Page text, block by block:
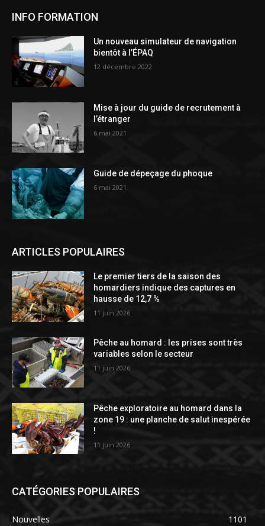
INFO FORMATION
Un nouveau simulateur de navigation
bientôt à l’ÉPAQ
12 décembre 2022
Mise à jour du guide de recrutement à
l’étranger
6 mai 2021
Guide de dépeçage du phoque
6 mai 2021
ARTICLES POPULAIRES
Le premier tiers de la saison des
homardiers indique des captures en
hausse de 12,7 %
11 juin 2026
Pêche au homard : les prises sont très
variables selon le secteur
11 juin 2026
Pêche exploratoire au homard dans la
zone 19 : une planche de salut inespérée
!
11 juin 2026
CATÉGORIES POPULAIRES
Nouvelles
1101